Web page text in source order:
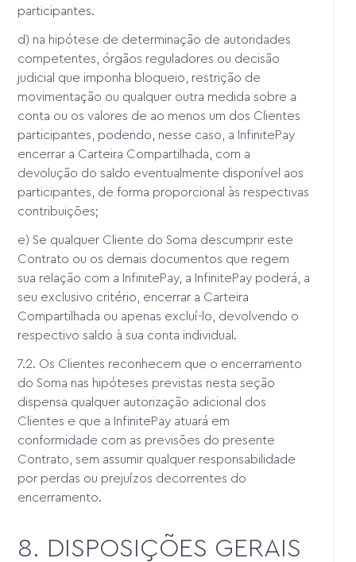
participantes.
d) na hipótese de determinação de autoridades
competentes, órgãos reguladores ou decisão
judicial que imponha bloqueio, restrição de
movimentação ou qualquer outra medida sobre a
conta ou os valores de ao menos um dos Clientes
participantes, podendo, nesse caso, a InfinitePay
encerrar a Carteira Compartilhada, com a
devolução do saldo eventualmente disponível aos
participantes, de forma proporcional às respectivas
contribuições;
e) Se qualquer Cliente do Soma descumprir este
Contrato ou os demais documentos que regem
sua relação com a InfinitePay, a InfinitePay poderá, a
seu exclusivo critério, encerrar a Carteira
Compartilhada ou apenas excluí-lo, devolvendo o
respectivo saldo à sua conta individual.
7.2. Os Clientes reconhecem que o encerramento
do Soma nas hipóteses previstas nesta seção
dispensa qualquer autorização adicional dos
Clientes e que a InfinitePay atuará em
conformidade com as previsões do presente
Contrato, sem assumir qualquer responsabilidade
por perdas ou prejuízos decorrentes do
encerramento.
8. DISPOSIÇÕES GERAIS